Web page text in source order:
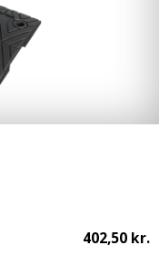
402,50 kr.